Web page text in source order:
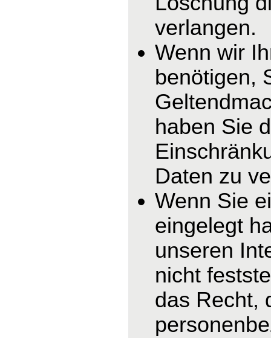
verlangen.
Wenn wir
benötigen,
haben Sie
Daten zu
Wenn Sie
eingelegt
unseren
nicht
das Recht,